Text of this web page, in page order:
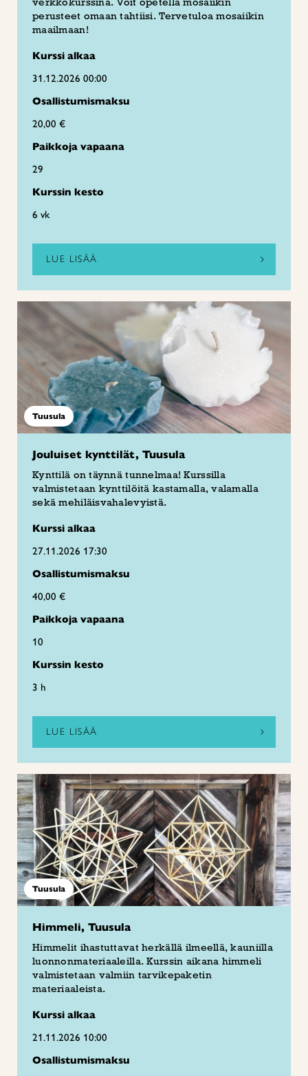
perusteet omaan tahtiisi. Tervetuloa mosaiikin
maailmaan!
Kurssi alkaa
31.12.2026 00:00
Osallistumismaksu
20,00 €
Paikkoja vapaana
29
Kurssin kesto
6 vk
LUE LISÄÄ
Tuusula
Jouluiset kynttilät, Tuusula
Kynttilä on täynnä tunnelmaa! Kurssilla
valmistetaan kynttilöitä kastamalla, valamalla
sekä mehiläisvahalevyistä.
Kurssi alkaa
27.11.2026 17:30
Osallistumismaksu
40,00 €
Paikkoja vapaana
10
Kurssin kesto
3 h
LUE LISÄÄ
Tuusula
Himmeli, Tuusula
Himmelit ihastuttavat herkällä ilmeellä, kauniilla
luonnonmateriaaleilla. Kurssin aikana himmeli
valmistetaan valmiin tarvikepaketin
materiaaleista.
Kurssi alkaa
21.11.2026 10:00
Osallistumismaksu